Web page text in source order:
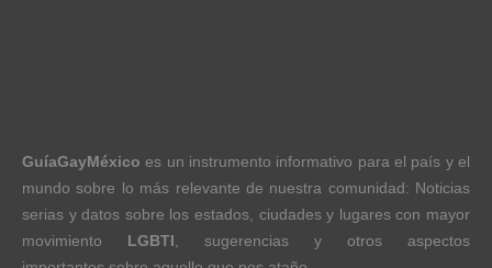
GuíaGayMéxico es un instrumento informativo para el país y el
mundo sobre lo más relevante de nuestra comunidad: Noticias
serias y datos sobre los estados, ciudades y lugares con mayor
movimiento LGBTI , sugerencias y otros aspectos